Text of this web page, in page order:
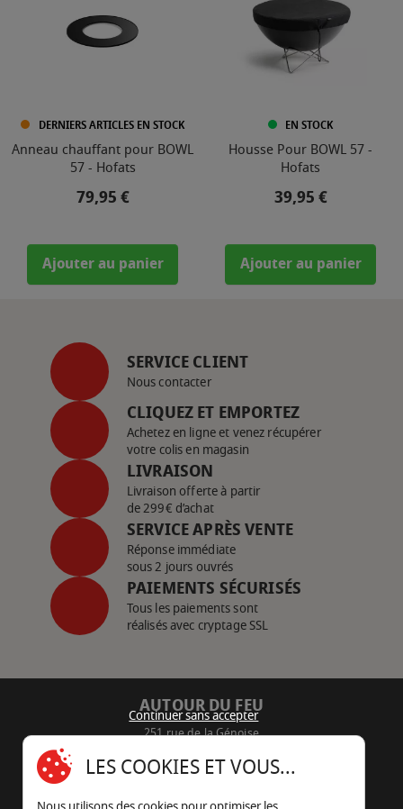
DERNIERS ARTICLES EN STOCK
Anneau chauffant pour BOWL
57 - Hofats
Prix
79,95 €
Ajouter au panier
EN STOCK
Housse Pour BOWL 57 -
Hofats
Prix
39,95 €
Ajouter au panier
SERVICE CLIENT
Nous contacter
CLIQUEZ ET EMPORTEZ
Achetez en ligne et venez récupérer
votre colis en magasin
LIVRAISON
Livraison offerte à partir
de 299€ d’achat
SERVICE APRÈS VENTE
Réponse immédiate
sous 2 jours ouvrés
PAIEMENTS SÉCURISÉS
Tous les paiements sont
réalisés avec cryptage SSL
AUTOUR DU FEU
251 rue de la Génoise
05 45 22 98 09
Continuer sans accepter
LES COOKIES ET VOUS...